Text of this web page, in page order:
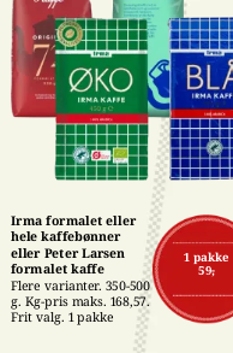
1 pakke
59,-
Irma formalet eller
hele kaffebønner
eller Peter Larsen
formalet kaffe
Flere varianter. 350-500
g. Kg-pris maks. 168,57.
Frit valg. 1 pakke